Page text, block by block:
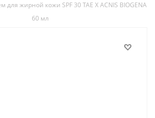
жирной кожи SPF 30 TAE X ACNIS BIOGENA
60 мл